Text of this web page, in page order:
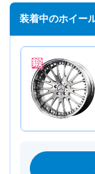
装着中のホイー